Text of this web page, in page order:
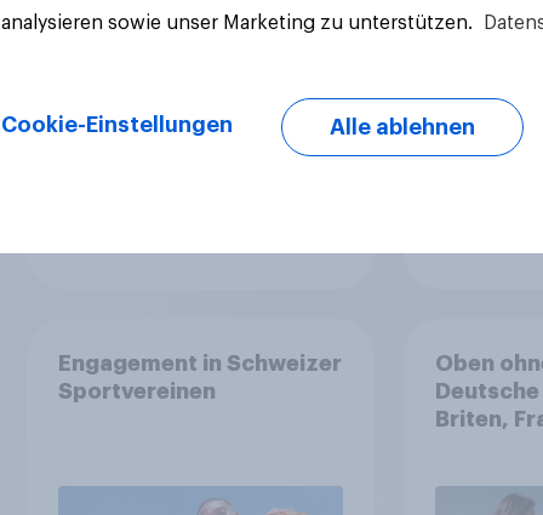
Engagement in Schweizer
Sportvereinen
Oben
Briten,
analysieren sowie unser Marketing zu unterstützen.
Cookie-Einstellungen Alle ablehnen